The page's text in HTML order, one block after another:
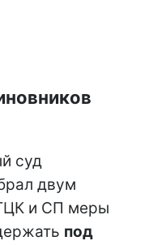
суд
двум
и СП меры
под